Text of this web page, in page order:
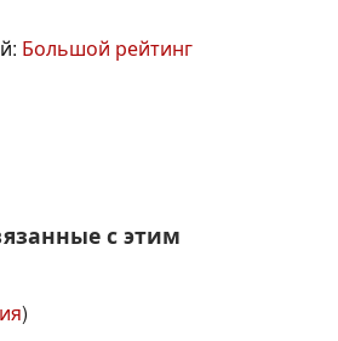
Большой рейтинг
с этим
)